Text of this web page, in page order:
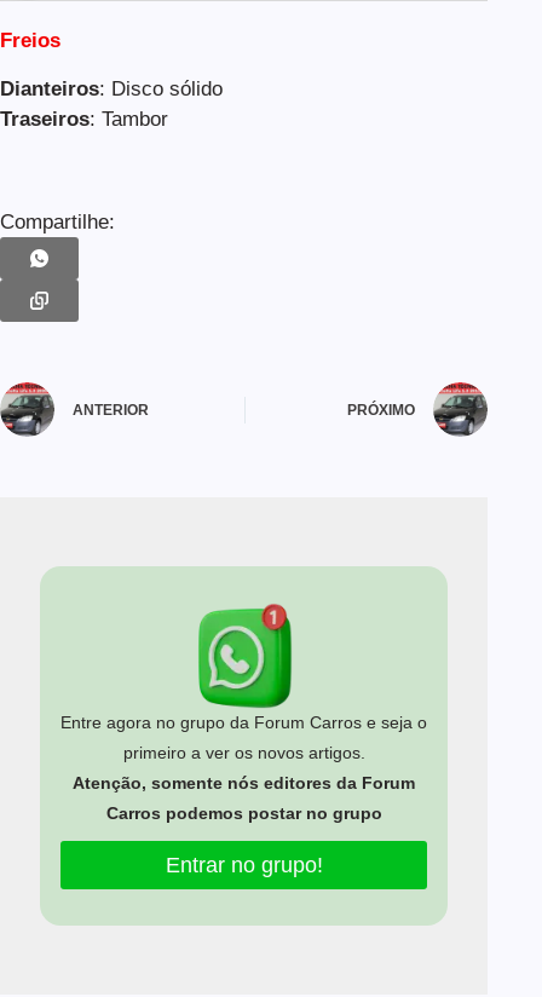
Freios
Dianteiros: Disco sólido
Traseiros: Tambor
Compartilhe:
ANTERIOR PRÓXIMO
Entre agora no grupo da Forum Carros e seja o
primeiro a ver os novos artigos.
Atenção, somente nós editores da Forum
Carros podemos postar no grupo
Entrar no grupo!